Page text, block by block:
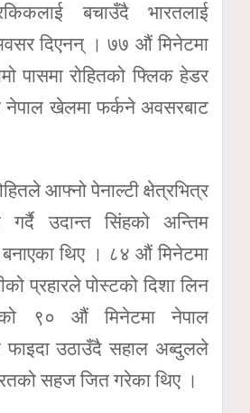
बचाउँदै भारतलाई
दिएनन् । ७७ औं मिनेटमा
पासमा रोहितको फ्लिक हेडर
नेपाल खेलमा फर्कने अवसरबाट
आफ्नो पेनाल्टी क्षेत्रभित्र
उदान्त सिंहको अन्तिम
बनाएका थिए । ८४ औं मिनेटमा
प्रहारले पोस्टको दिशा लिन
९० औं मिनेटमा नेपाल
उठाउँदै सहाल अब्दुलले
सहज जित गरेका थिए ।